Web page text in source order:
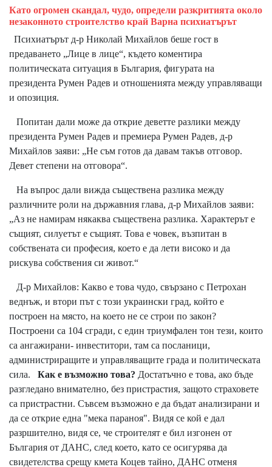
Като огромен скандал, чудо, определи разкритията около
незаконното строителство край Варна психиатърът
Психиатърът д-р Николай Михайлов беше гост в
предаването „Лице в лице“, където коментира
политическата ситуация в България, фигурата на
президента Румен Радев и отношенията между управляващи
и опозиция.
Попитан дали може да открие деветте разлики между
президента Румен Радев и премиера Румен Радев, д-р
Михайлов заяви: „Не съм готов да давам такъв отговор.
Девет степени на отговора“.
На въпрос дали вижда съществена разлика между
различните роли на държавния глава, д-р Михайлов заяви:
„Аз не намирам някаква съществена разлика. Характерът е
същият, силуетът е същият. Това е човек, възпитан в
собствената си професия, което е да лети високо и да
рискува собствения си живот.“
Д-р Михайлов: Какво е това чудо, свързано с Петрохан
веднъж, и втори път с този украински град, който е
построен на място, на което не се строи по закон?
Построени са 104 сгради, с един триумфален тон тези, които
са ангажирани- инвеститори, там са посланици,
администриращите и управляващите града и политическата
сила. Как е възможно това? Достатъчно е това, ако бъде
разгледано внимателно, без пристрастия, защото страховете
са пристрастни. Съвсем възможно е да бъдат анализирани и
да се открие една "мека параноя". Видя се кой е дал
разршително, видя се, че строителят е бил изгонен от
България от ДАНС, след което, като се осигурява да
свидетелства срещу кмета Коцев тайно, ДАНС отменя